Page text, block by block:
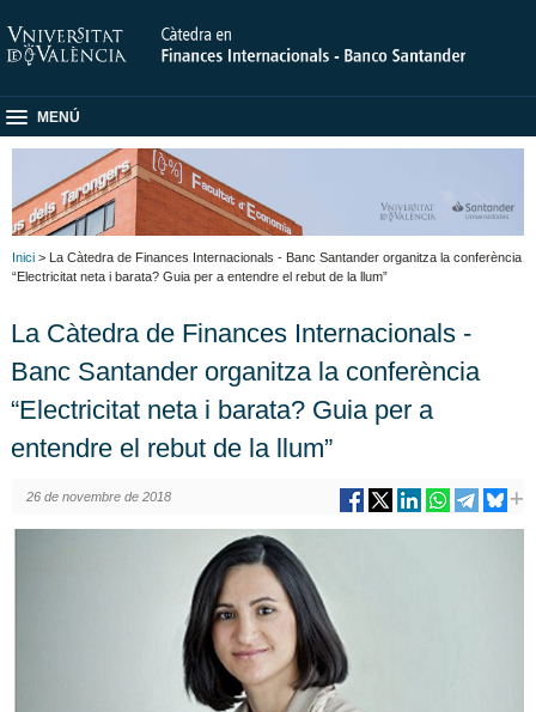
MENÚ
Inici > La Càtedra de Finances Internacionals - Banc Santander organitza la conferència
“Electricitat neta i barata? Guia per a entendre el rebut de la llum”
La Càtedra de Finances Internacionals -
Banc Santander organitza la conferència
“Electricitat neta i barata? Guia per a
entendre el rebut de la llum”
26 de novembre de 2018